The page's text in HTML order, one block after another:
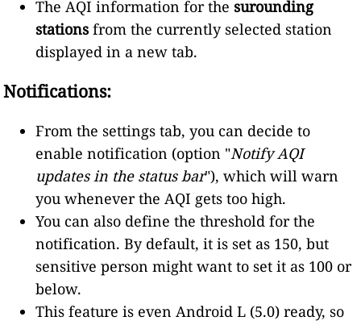
The AQI information for thesurounding
stations from the currently selected station
displayed in a new tab.
Notifications:
From the settings tab, you can decide to
enable notification (option "Notify AQI
updates in the status bar"), which will warn
you whenever the AQI gets too high.
You can also define the threshold for the
notification. By default, it is set as 150, but
sensitive person might want to set it as 100 or
below.
This feature is even Android L (5.0) ready, so